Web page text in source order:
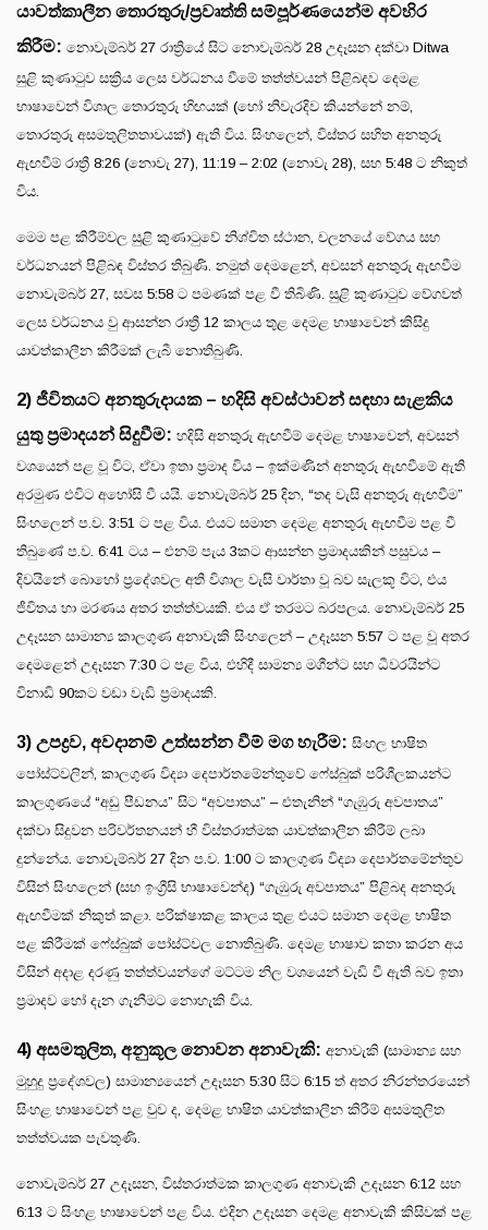
යාවත්කාලීන තොරතුරු/ප්‍රවෘත්ති සම්පූර්ණයෙන්ම අවහිර
කිරීම: නොවැම්බර් 27 රාත්‍රියේ සිට නොවැම්බර් 28 උදෑසන දක්වා Ditwa
සුළි කුණාටුව සක්‍රිය ලෙස වර්ධනය වීමේ තත්ත්වයන් පිළිබදව දෙමළ
භාෂාවෙන් විශාල තොරතුරු හිඟයක් (හෝ නිවැරදිව කියන්නේ නම්,
තොරතුරු අසමතුලිතතාවයක්) ඇති විය. සිංහලෙන්, විස්තර සහිත අනතුරු
ඇඟවීම් රාත්‍රී 8:26 (නොවැ 27), 11:19 – 2:02 (නොවැ 28), සහ 5:48 ට නිකුත්
විය.
මෙම පළ කිරීම්වල සුළි කුණාටුවේ නිශ්චිත ස්ථාන, චලනයේ වේගය සහ
වර්ධනයන් පිළිබඳ විස්තර තිබුණි. නමුත් දෙමළෙන්, අවසන් අනතුරු ඇඟවීම
නොවැම්බර් 27, සවස 5:58 ට පමණක් පළ වී තිබිණි. සුළි කුණාටුව වේගවත්
ලෙස වර්ධනය වු ආසන්න රාත්‍රී 12 කාලය තුළ දෙමළ භාෂාවෙන් කිසිදු
යාවත්කාලීන කිරීමක් ලැබී නොතිබුණි.
2) ජීවිතයට අනතුරුදායක – හදිසි අවස්ථාවන් සඳහා සැළකිය
යුතු ප්‍රමාදයන් සිදුවීම: හදිසි අනතුරු ඇඟවීම් දෙමළ භාෂාවෙන්, අවසන්
වශයෙන් පළ වූ විට, ඒවා ඉතා ප්‍රමාද විය – ඉක්මණින් අනතුරු ඇඟවීමේ ඇති
අරමුණ එවිට අහෝසි වී යයි. නොවැම්බර් 25 දින, “තද වැසි අනතුරු ඇඟවීම”
සිංහලෙන් ප.ව. 3:51 ට පළ විය. එයට සමාන දෙමළ අනතුරු ඇඟවීම පළ වී
තිබුණේ ප.ව. 6:41 ටය – එනම් පැය 3කට ආසන්න ප්‍රමාදයකින් පසුවය –
දිවයිනේ බොහෝ ප්‍රදේශවල අති විශාල වැසි වාර්තා වූ බව සැලකූ විට, එය
ජීවිතය හා මරණය අතර තත්ත්වයකි. එය ඒ තරමට බරපලය. නොවැම්බර් 25
උදෑසන සාමාන්‍ය කාලගුණ අනාවැකි සිංහලෙන් – උදෑසන 5:57 ට පළ වූ අතර
දෙමළෙන් උදෑසන 7:30 ට පළ විය, එහිදී සාමන්‍ය මගීන්ට සහ ධීවරයින්ට
විනාඩි 90කට වඩා වැඩි ප්‍රමාදයකි.
3) උපද්‍රව, අවදානම් උත්සන්න වීම් මග හැරීම: සිංහල භාෂිත
පෝස්ට්වලින්, කාලගුණ විද්‍යා දෙපාර්තමේන්තුවේ ෆේස්බුක් පරිශීලකයන්ට
කාලගුණයේ “අඩු පීඩනය” සිට “අවපාතය” – එතැනින් “ගැඹුරු අවපාතය”
දක්වා සිදුවන පරිවර්තනයන් හී විස්තරාත්මක යාවත්කාලීන කිරීම් ලබා
දුන්නේය. නොවැම්බර් 27 දින ප.ව. 1:00 ට කාලගුණ විද්‍යා දෙපාර්තමේන්තුව
විසින් සිංහලෙන් (සහ ඉංග්‍රීසි භාෂාවෙන්ද) “ගැඹුරු අවපාතය” පිළිබද අනතුරු
ඇඟවීමක් නිකුත් කළා. පරික්ෂාකළ කාලය තුළ එයට සමාන දෙමළ භාෂිත
පළ කිරීමක් ෆේස්බුක් පෝස්ට්වල නොතිබුණි. දෙමළ භාෂාව කතා කරන අය
විසින් අදාළ දරණු තත්ත්වයන්ගේ මට්ටම නිල වශයෙන් වැඩි වී ඇති බව ඉතා
ප්‍රමාදව හෝ දැන ගැනීමට නොහැකි විය.
4) අසමතුලිත, අනුකූල නොවන අනාවැකි: අනාවැකි (සාමාන්‍ය සහ
මුහුදු ප්‍රදේශවල) සාමාන්‍යයෙන් උදෑසන 5:30 සිට 6:15 ත් අතර නිරන්තරයෙන්
සිංහළ භාෂාවෙන් පළ වුව ද, දෙමළ භාෂිත යාවත්කාලීන කිරීම් අසමතුලිත
තත්ත්වයක පැවතුණි.
නොවැම්බර් 27 උදෑසන, විස්තරාත්මක කාලගුණ අනාවැකි උදෑසන 6:12 සහ
6:13 ට සිංහළ භාෂාවෙන් පළ විය. එදින උදෑසන දෙමළ අනාවැකි කිසිවක් පළ